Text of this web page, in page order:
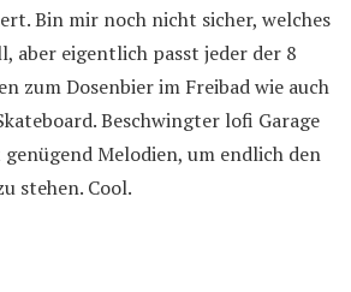
Bin mir noch nicht sicher, welches
aber eigentlich passt jeder der 8
zum Dosenbier im Freibad wie auch
Beschwingter lofi Garage
genügend Melodien, um endlich den
stehen. Cool.